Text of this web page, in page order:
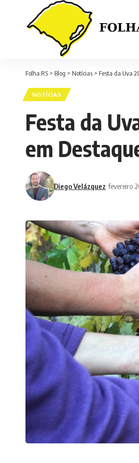
Folha RS > Blog > Notícias > Festa da Uva
NOTÍCIAS
Festa da
em
Diego Velázquez fevereiro